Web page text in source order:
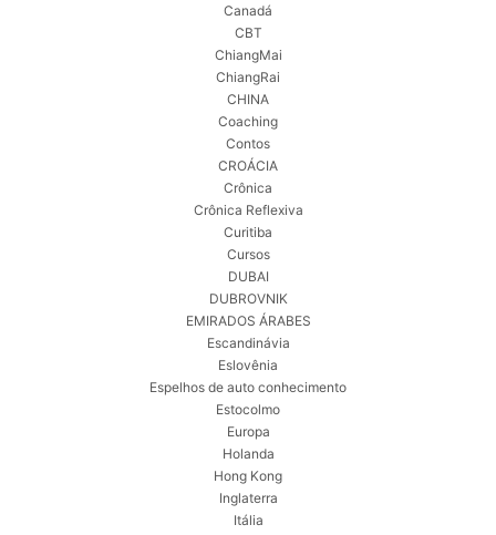
Canadá
CBT
ChiangMai
ChiangRai
CHINA
Coaching
Contos
CROÁCIA
Crônica
Crônica Reflexiva
Curitiba
Cursos
DUBAI
DUBROVNIK
EMIRADOS ÁRABES
Escandinávia
Eslovênia
Espelhos de auto conhecimento
Estocolmo
Europa
Holanda
Hong Kong
Inglaterra
Itália